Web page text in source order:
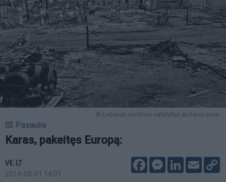
© Lietuvos centrinio valstybės archyvo nuotr.
Pasaulis
Karas, pakeitęs Europą:
VE.LT
2014-08-01 14:01
FacebookMessenger
LinkedIn
Email